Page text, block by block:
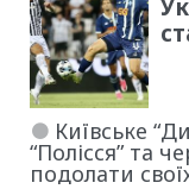
Київське
“Полісся” та
подолати